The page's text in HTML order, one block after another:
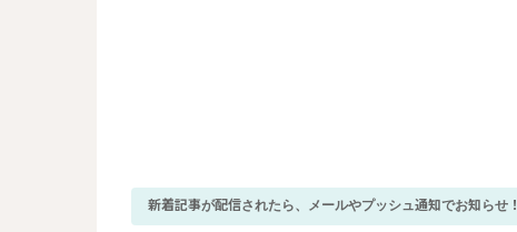
新着記事が配信されたら、メールやプッシュ通知でお知らせ！